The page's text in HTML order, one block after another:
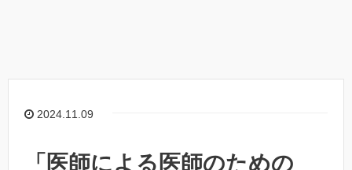
2024.11.09
「医師による医師のための